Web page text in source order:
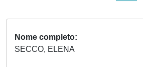
Nome completo
SECCO, ELENA